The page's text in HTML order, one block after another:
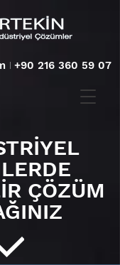
I +90 216 360 59 07
ÇÖZÜM